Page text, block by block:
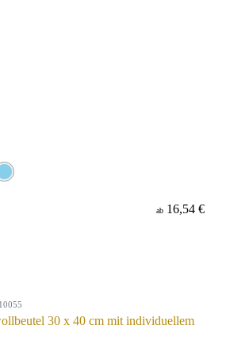
ab 16,54 €
30 x 40 cm mit individuellem